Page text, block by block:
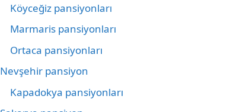
Köyceğiz pansiyonları
Marmaris pansiyonları
Ortaca pansiyonları
Nevşehir pansiyon
Kapadokya pansiyonları